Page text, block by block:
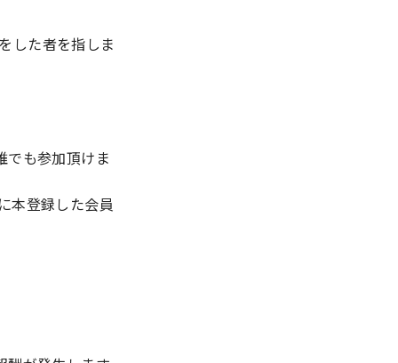
した者を指しま
でも参加頂けま
本登録した会員